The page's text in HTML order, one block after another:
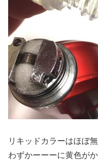
リキッドカラーはほぼ
わずかーーーに黄色が